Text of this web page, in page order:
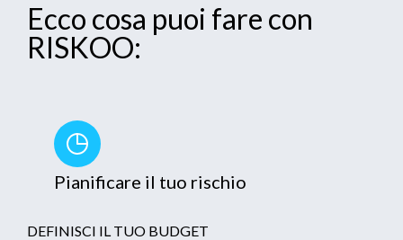
Ecco cosa puoi fare con
RISKOO:
Pianificare il tuo rischio
DEFINISCI IL TUO BUDGET